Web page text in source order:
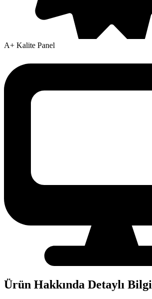
A+ Kalite Panel
Ürün Hakkında Detaylı Bilgi